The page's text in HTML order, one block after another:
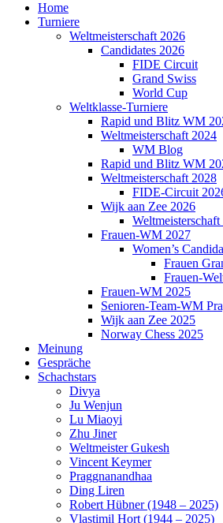
Home
Turniere
Weltmeisterschaft 2026
Candidates 2026
FIDE Circuit
Grand Swiss
World Cup
Weltklasse-Turniere
Rapid und Blitz WM
Weltmeisterschaft 2024
WM Blog
Rapid und Blitz WM
Weltmeisterschaft 2028
FIDE-Circuit
Wijk aan Zee 2026
Frauen-WM 2027
Women’s
Frauen
Frauen-
Frauen-WM 2025
Senioren-Team-WM
Wijk aan Zee 2025
Norway Chess 2025
Meinung
Gespräche
Schachstars
Divya
Ju Wenjun
Lu Miaoyi
Zhu Jiner
Weltmeister Gukesh
Vincent Keymer
Praggnanandhaa
Ding Liren
Robert Hübner (1948 – 2025)
Vlastimil Hort (1944 – 2025)